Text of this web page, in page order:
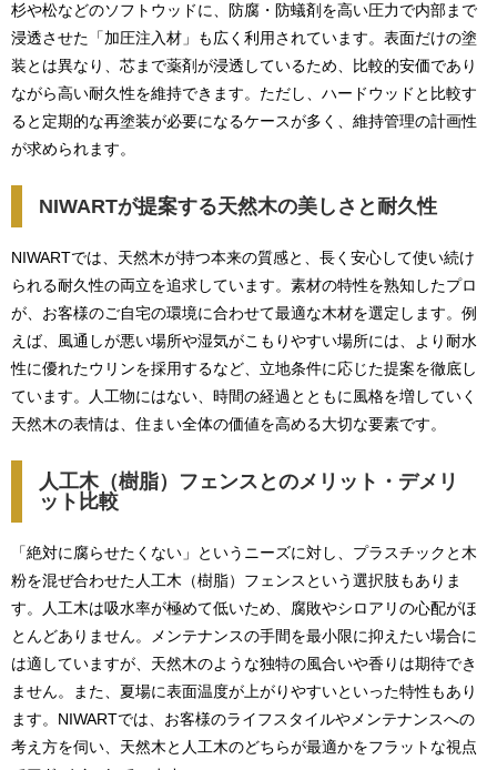
杉や松などのソフトウッドに、防腐・防蟻剤を高い圧力で内部まで
浸透させた「加圧注入材」も広く利用されています。表面だけの塗
装とは異なり、芯まで薬剤が浸透しているため、比較的安価であり
ながら高い耐久性を維持できます。ただし、ハードウッドと比較す
ると定期的な再塗装が必要になるケースが多く、維持管理の計画性
が求められます。
NIWARTが提案する天然木の美しさと耐久性
NIWARTでは、天然木が持つ本来の質感と、長く安心して使い続け
られる耐久性の両立を追求しています。素材の特性を熟知したプロ
が、お客様のご自宅の環境に合わせて最適な木材を選定します。例
えば、風通しが悪い場所や湿気がこもりやすい場所には、より耐水
性に優れたウリンを採用するなど、立地条件に応じた提案を徹底し
ています。人工物にはない、時間の経過とともに風格を増していく
天然木の表情は、住まい全体の価値を高める大切な要素です。
人工木（樹脂）フェンスとのメリット・デメリ
ット比較
「絶対に腐らせたくない」というニーズに対し、プラスチックと木
粉を混ぜ合わせた人工木（樹脂）フェンスという選択肢もありま
す。人工木は吸水率が極めて低いため、腐敗やシロアリの心配がほ
とんどありません。メンテナンスの手間を最小限に抑えたい場合に
は適していますが、天然木のような独特の風合いや香りは期待でき
ません。また、夏場に表面温度が上がりやすいといった特性もあり
ます。NIWARTでは、お客様のライフスタイルやメンテナンスへの
考え方を伺い、天然木と人工木のどちらが最適かをフラットな視点